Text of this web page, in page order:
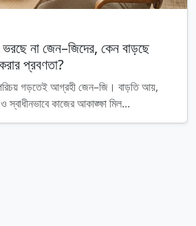
না জেন–জিদের, কেন বাড়ছে
প্রবণতা?
গড়তেই আগ্রহী জেন–জি। বাড়তি আয়,
স্বাধীনভাবে কাজের আকাঙ্ক্ষা মিল...